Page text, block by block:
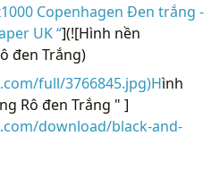
Copenhagen Đen trắng -
UK “](![Hình nền
đen Trắng)
full/3766845.jpg)Hình
Rô đen Trắng " ]
download/black-and-